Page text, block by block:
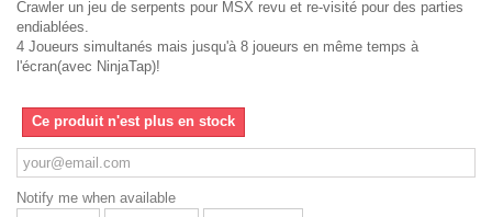
Crawler un jeu de serpents pour MSX revu et re-visité pour des parties
endiablées.
4 Joueurs simultanés mais jusqu'à 8 joueurs en même temps à
l'écran(avec NinjaTap)!
Ce produit n'est plus en stock
Notify me when available